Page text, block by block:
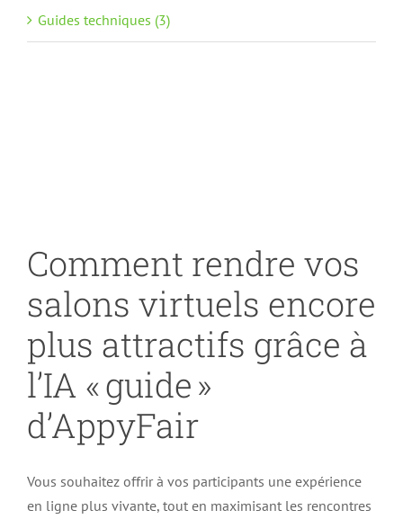
Comment rendre vos
salons virtuels encore
plus attractifs grâce à
l’IA « guide »
d’AppyFair
Vous souhaitez offrir à vos participants une expérience
en ligne plus vivante, tout en maximisant les rencontres
Guides techniques (3)